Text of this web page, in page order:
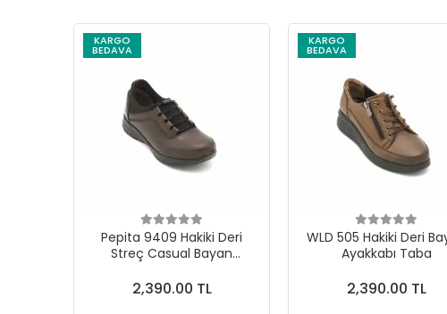
KARGO
BEDAVA
Pepita 9409 Hakiki Deri
Streç Casual Bayan
2,390.00 TL
KARGO
BEDAVA
WLD 505 Hakiki Deri Bayan
Ayakkabı Taba
2,390.00 TL